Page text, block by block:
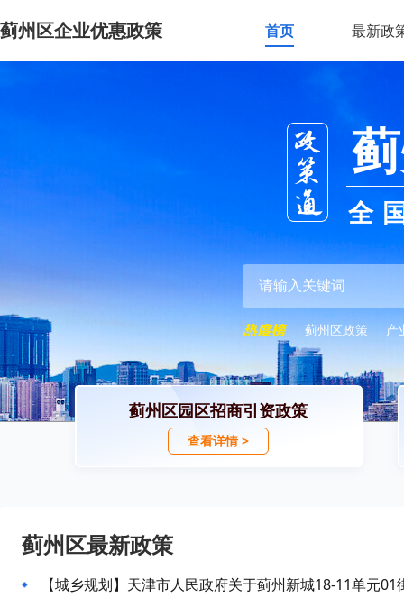
蓟州区企业优惠政策 首页 最新政
全
蓟州区政策 产
蓟州区园区招商引资政策
查看详情 >
蓟州区最新政策